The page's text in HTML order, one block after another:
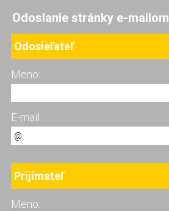
Odoslanie stránky e-mailom
Odosieľateľ
Meno:
E-mail:
Prijímateľ
Meno: